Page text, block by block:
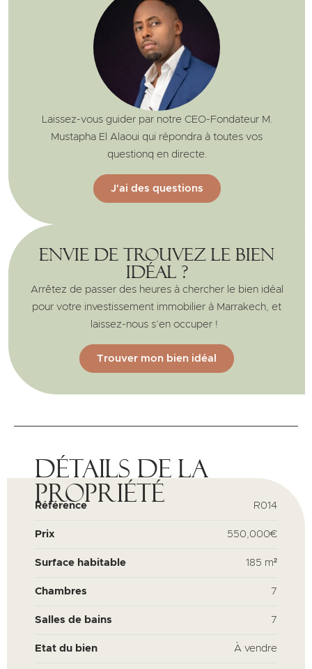
Envie de trouvez le bien
idéal ?
Arrêtez de passer des heures à chercher le bien idéal
pour votre investissement immobilier à Marrakech, et
laissez-nous s’en occuper !
Trouver mon bien idéal
Laissez-vous guider par notre CEO-Fondateur M.
Mustapha El Alaoui qui répondra à toutes vos
questionq en directe.
J'ai des questions
Détails de la
propriété
Référence R014
Prix 550,000€
Surface habitable 185 m²
Chambres 7
Salles de bains 7
Etat du bien À vendre